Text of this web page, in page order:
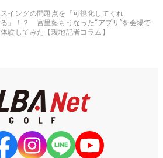
スイングの問題点を「可視化してくれ
る」！？ 宮里藍もうなった“アプリ”を会場で
体験してみた【現地記者コラム】